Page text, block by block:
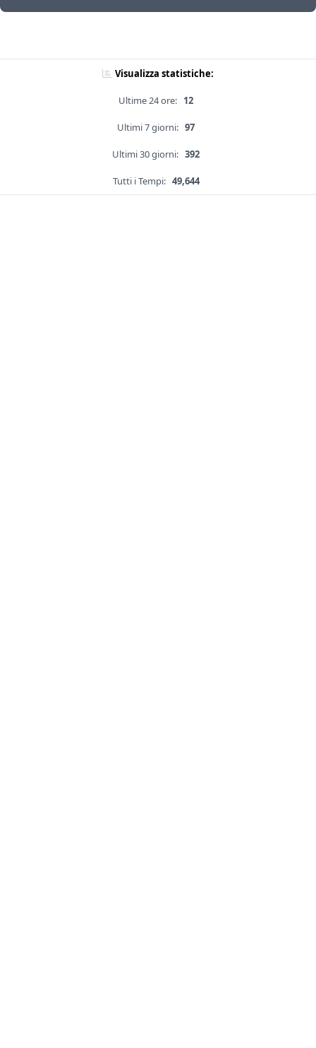
Visualizza statistiche:
Ultime 24 ore: 12
Ultimi 7 giorni: 97
Ultimi 30 giorni: 392
Tutti i Tempi: 49,644